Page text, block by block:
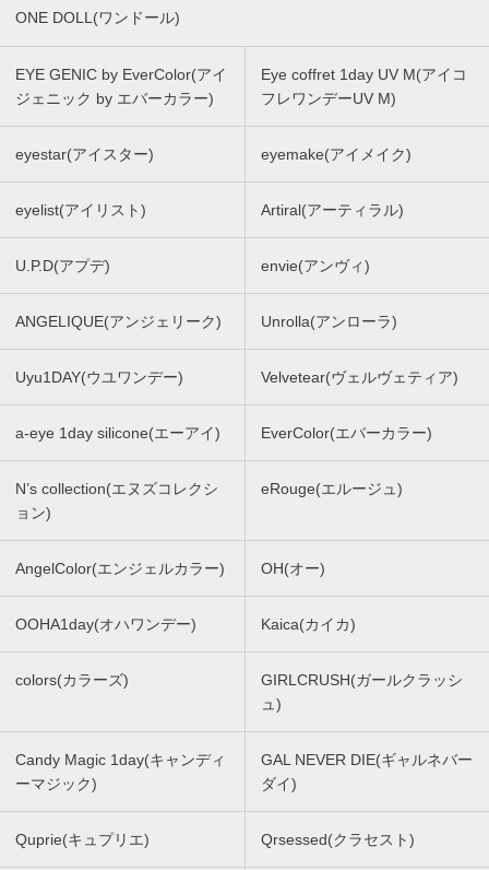
ONE DOLL(ワンドール)
EYE GENIC by EverColor(アイ
ジェニック by エバーカラー)
Eye coffret 1day UV M(アイコ
フレワンデーUV M)
eyestar(アイスター) eyemake(アイメイク)
eyelist(アイリスト) Artiral(アーティラル)
U.P.D(アプデ) envie(アンヴィ)
ANGELIQUE(アンジェリーク) Unrolla(アンローラ)
Uyu1DAY(ウユワンデー) Velvetear(ヴェルヴェティア)
a-eye 1day silicone(エーアイ) EverColor(エバーカラー)
N’s collection(エヌズコレクシ
ョン)
eRouge(エルージュ)
AngelColor(エンジェルカラー) OH(オー)
OOHA1day(オハワンデー) Kaica(カイカ)
colors(カラーズ)
GIRLCRUSH(ガールクラッシ
ュ)
Candy Magic 1day(キャンディ
ーマジック)
GAL NEVER DIE(ギャルネバー
ダイ)
Quprie(キュプリエ) Qrsessed(クラセスト)